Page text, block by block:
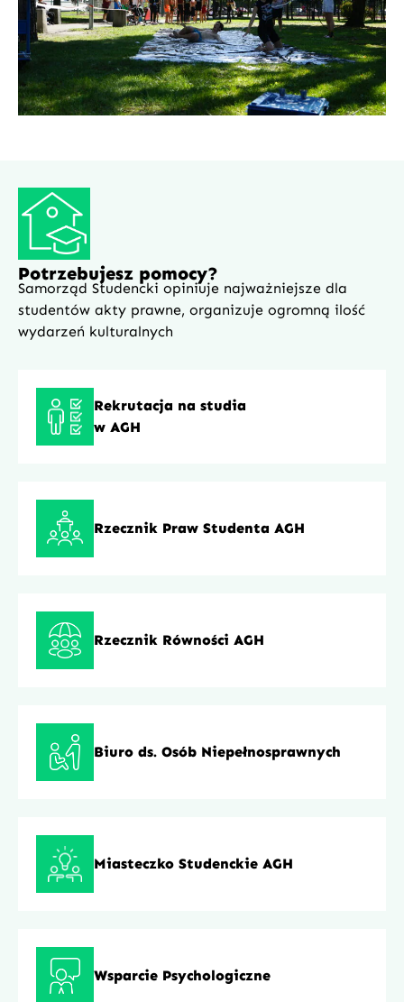
Potrzebujesz pomocy?
Samorząd Studencki opiniuje najważniejsze dla
studentów akty prawne, organizuje ogromną ilość
wydarzeń kulturalnych
Rekrutacja na studia
w AGH
Rzecznik Praw Studenta AGH
Rzecznik Równości AGH
Biuro ds. Osób Niepełnosprawnych
Miasteczko Studenckie AGH
Wsparcie Psychologiczne